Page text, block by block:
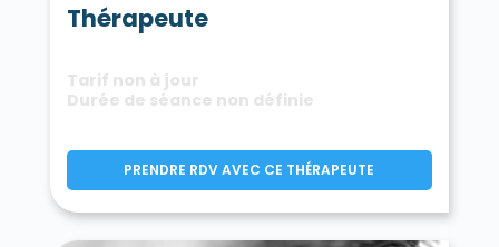
Thérapeute
Tarif non à jour
Durée de séance non définie
PRENDRE RDV AVEC CE THÉRAPEUTE